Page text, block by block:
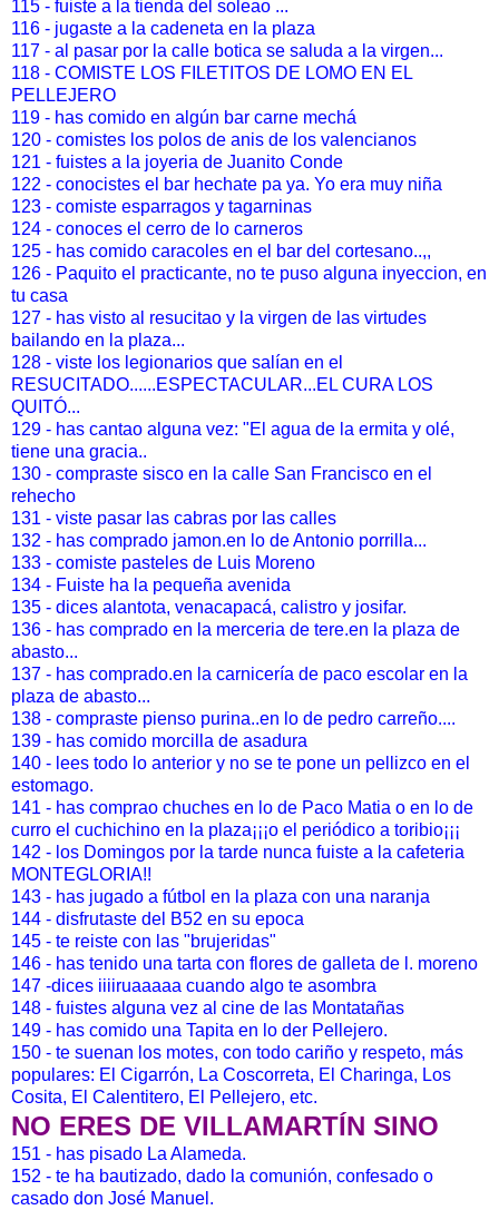
115 - fuiste a la tienda del soleao ...
116 - jugaste a la cadeneta en la plaza
117 - al pasar por la calle botica se saluda a la virgen...
118 - COMISTE LOS FILETITOS DE LOMO EN EL
PELLEJERO
119 - has comido en algún bar carne mechá
120 - comistes los polos de anis de los valencianos
121 - fuistes a la joyeria de Juanito Conde
122 - conocistes el bar hechate pa ya. Yo era muy niña
123 - comiste esparragos y tagarninas
124 - conoces el cerro de lo carneros
125 - has comido caracoles en el bar del cortesano..,,
126 - Paquito el practicante, no te puso alguna inyeccion, en
tu casa
127 - has visto al resucitao y la virgen de las virtudes
bailando en la plaza...
128 - viste los legionarios que salían en el
RESUCITADO......ESPECTACULAR...EL CURA LOS
QUITÓ...
129 - has cantao alguna vez: "El agua de la ermita y olé,
tiene una gracia..
130 - compraste sisco en la calle San Francisco en el
rehecho
131 - viste pasar las cabras por las calles
132 - has comprado jamon.en lo de Antonio porrilla...
133 - comiste pasteles de Luis Moreno
134 - Fuiste ha la pequeña avenida
135 - dices alantota, venacapacá, calistro y josifar.
136 - has comprado en la merceria de tere.en la plaza de
abasto...
137 - has comprado.en la carnicería de paco escolar en la
plaza de abasto...
138 - compraste pienso purina..en lo de pedro carreño....
139 - has comido morcilla de asadura
140 - lees todo lo anterior y no se te pone un pellizco en el
estomago.
141 - has comprao chuches en lo de Paco Matia o en lo de
curro el cuchichino en la plaza¡¡¡o el periódico a toribio¡¡¡
142 - los Domingos por la tarde nunca fuiste a la cafeteria
MONTEGLORIA!!
143 - has jugado a fútbol en la plaza con una naranja
144 - disfrutaste del B52 en su epoca
145 - te reiste con las "brujeridas"
146 - has tenido una tarta con flores de galleta de l. moreno
147 -dices iiiiruaaaaa cuando algo te asombra
148 - fuistes alguna vez al cine de las Montatañas
149 - has comido una Tapita en lo der Pellejero.
150 - te suenan los motes, con todo cariño y respeto, más
populares: El Cigarrón, La Coscorreta, El Charinga, Los
Cosita, El Calentitero, El Pellejero, etc.
NO ERES DE VILLAMARTÍN SINO
151 - has pisado La Alameda.
152 - te ha bautizado, dado la comunión, confesado o
casado don José Manuel.